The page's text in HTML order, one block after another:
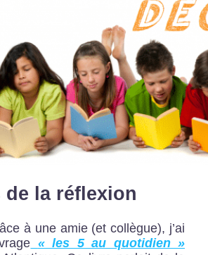
de la réflexion
à une amie (et collègue), j’ai
« les 5 au quotidien »